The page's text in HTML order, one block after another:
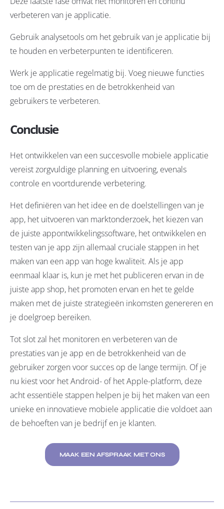
verbeteren van je applicatie.
Gebruik analysetools om het gebruik van je applicatie bij
te houden en verbeterpunten te identificeren.
Werk je applicatie regelmatig bij. Voeg nieuwe functies
toe om de prestaties en de betrokkenheid van
gebruikers te verbeteren.
Conclusie
Het ontwikkelen van een succesvolle mobiele applicatie
vereist zorgvuldige planning en uitvoering, evenals
controle en voortdurende verbetering.
Het definiëren van het idee en de doelstellingen van je
app, het uitvoeren van marktonderzoek, het kiezen van
de juiste appontwikkelingssoftware, het ontwikkelen en
testen van je app zijn allemaal cruciale stappen in het
maken van een app van hoge kwaliteit. Als je app
eenmaal klaar is, kun je met het publiceren ervan in de
juiste app shop, het promoten ervan en het te gelde
maken met de juiste strategieën inkomsten genereren en
je doelgroep bereiken.
Tot slot zal het monitoren en verbeteren van de
prestaties van je app en de betrokkenheid van de
gebruiker zorgen voor succes op de lange termijn. Of je
nu kiest voor het Android- of het Apple-platform, deze
acht essentiële stappen helpen je bij het maken van een
unieke en innovatieve mobiele applicatie die voldoet aan
de behoeften van je bedrijf en je klanten.
MAAK EEN AFSPRAAK MET ONS